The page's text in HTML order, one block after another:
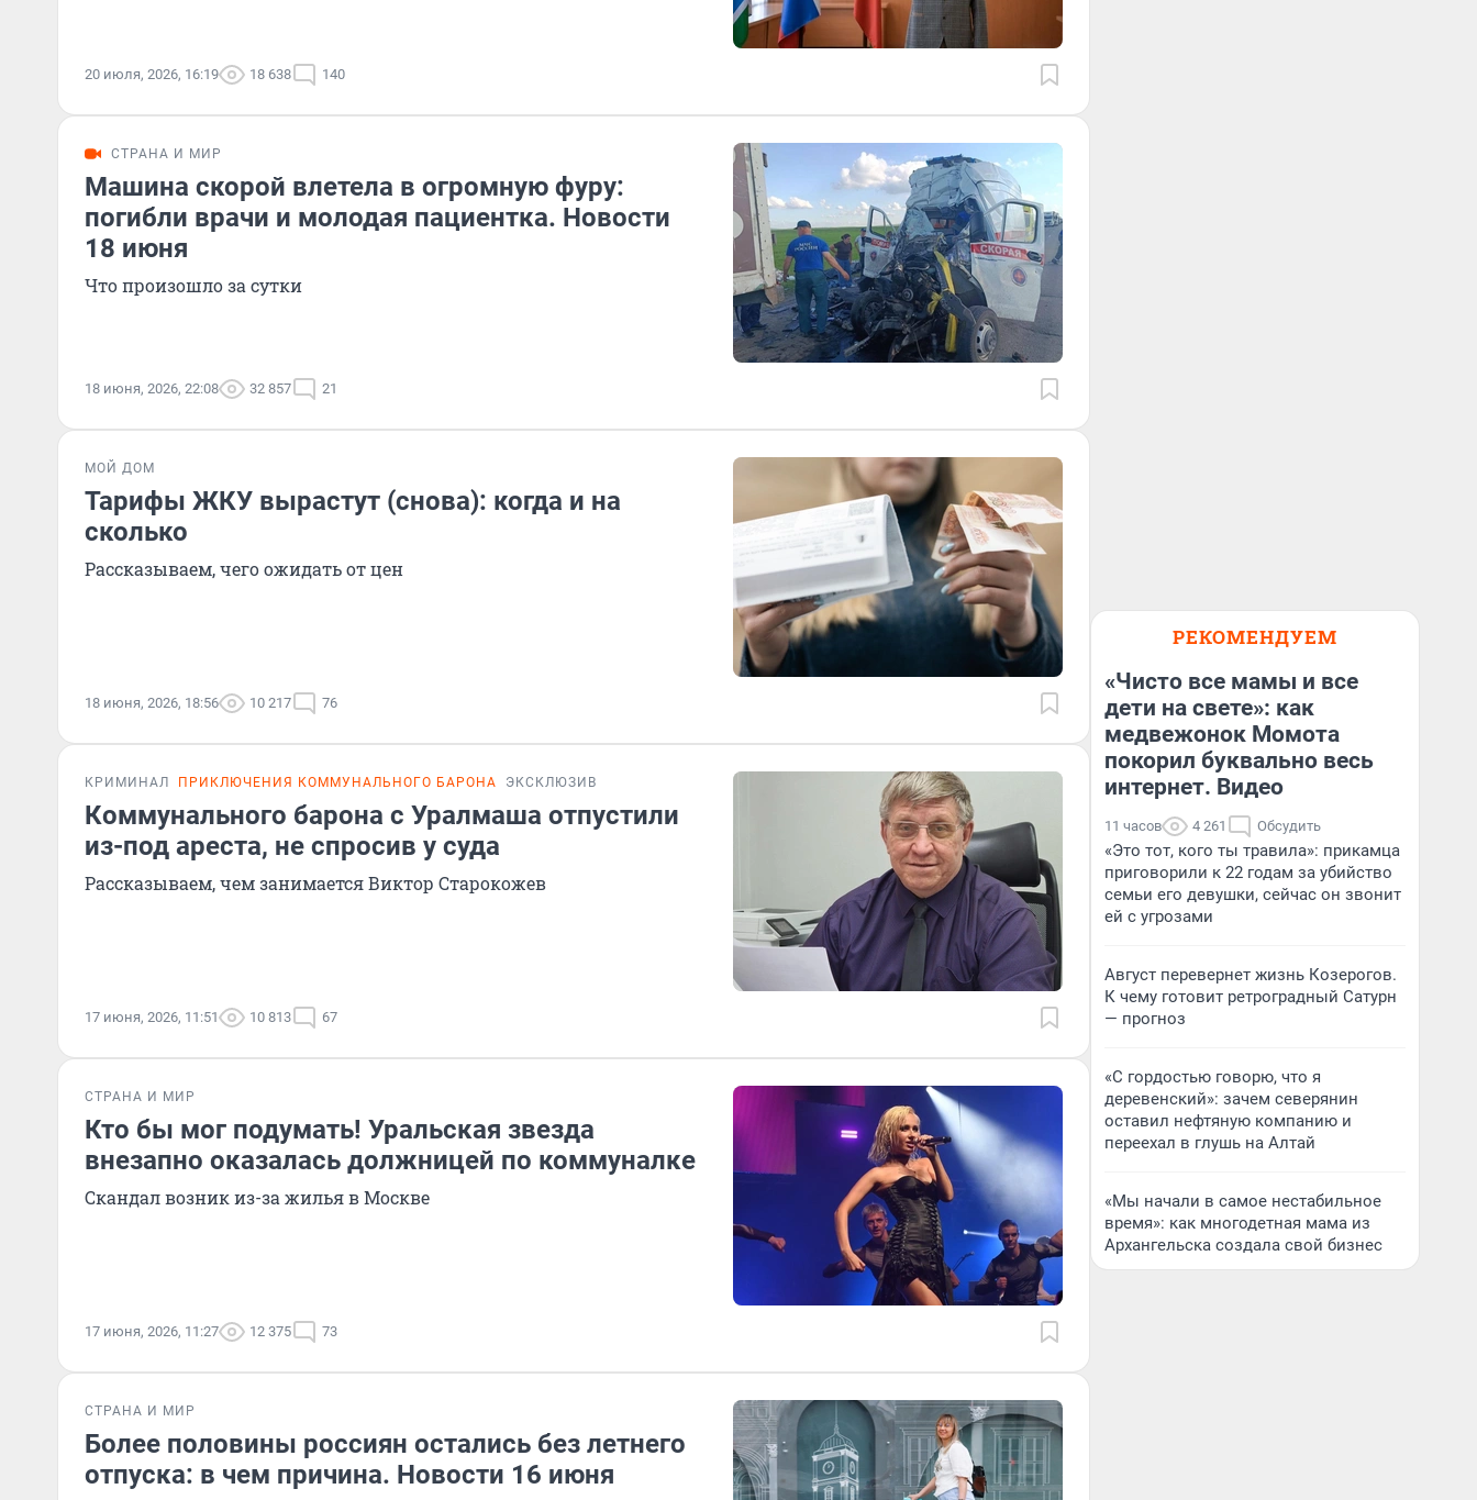
20 июля, 2026, 16:19 18 638 140
СТРАНА И МИР
Машина скорой влетела в огромную фуру:
погибли врачи и молодая пациентка. Новости
18 июня
Что произошло за сутки
18 июня, 2026, 22:08 32 857 21
МОЙ ДОМ
Тарифы ЖКУ вырастут (снова): когда и на
сколько
Рассказываем, чего ожидать от цен
18 июня, 2026, 18:56 10 217 76
КРИМИНАЛ ПРИКЛЮЧЕНИЯ КОММУНАЛЬНОГО БАРОНА ЭКСКЛЮЗИВ
Коммунального барона с Уралмаша отпустили
из-под ареста, не спросив у суда
Рассказываем, чем занимается Виктор Старокожев
17 июня, 2026, 11:51 10 813 67
СТРАНА И МИР
Кто бы мог подумать! Уральская звезда
внезапно оказалась должницей по коммуналке
Скандал возник из-за жилья в Москве
17 июня, 2026, 11:27 12 375 73
СТРАНА И МИР
Более половины россиян остались без летнего
отпуска: в чем причина. Новости 16 июня
РЕКОМЕНДУЕМ
«Чисто все мамы и все
дети на свете»: как
медвежонок Момота
покорил буквально весь
интернет. Видео
11 часов 4 261 Обсудить
«Это тот, кого ты травила»: прикамца
приговорили к 22 годам за убийство
семьи его девушки, сейчас он звонит
ей с угрозами
Август перевернет жизнь Козерогов.
К чему готовит ретроградный Сатурн
— прогноз
«С гордостью говорю, что я
деревенский»: зачем северянин
оставил нефтяную компанию и
переехал в глушь на Алтай
«Мы начали в самое нестабильное
время»: как многодетная мама из
Архангельска создала свой бизнес